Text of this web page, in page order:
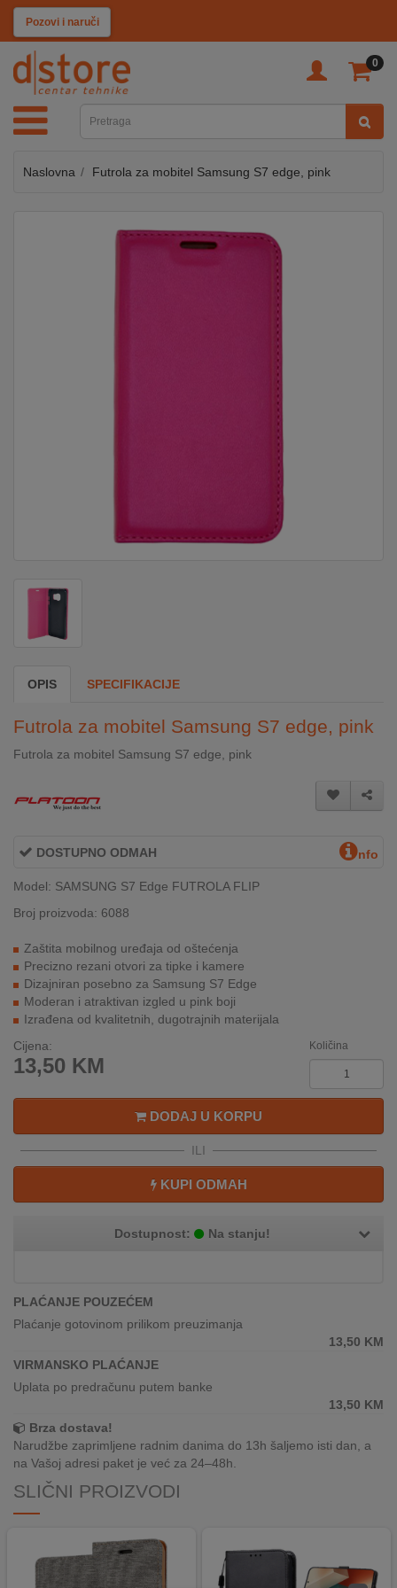
Pozovi i naruči
0
KATEGORIJE
TV
SAT
MOBILNI
KLIMATIZACIJA
&
GAME
INTERNO
NALOG
BRENDOVI
NOVO
U
PONUDI
REKLAMACIJA
NAMA
KATALOZI
KAKO
KUPITI?
KUPOVINA
IZ
INOSTRANSTVA
UČINKOVITOSTI
DIGITALIS
Naslovna Futrola za mobitel Samsung S7 edge, pink
OPIS SPECIFIKACIJE
Futrola za mobitel Samsung S7 edge, pink
Futrola za mobitel Samsung S7 edge, pink
DOSTUPNO ODMAH nfo
Model: SAMSUNG S7 Edge FUTROLA FLIP
Broj proizvoda: 6088
Zaštita mobilnog uređaja od oštećenja
Precizno rezani otvori za tipke i kamere
Dizajniran posebno za Samsung S7 Edge
Moderan i atraktivan izgled u pink boji
Izrađena od kvalitetnih, dugotrajnih materijala
Cijena:
13,50 KM
Količina
DODAJ U KORPU
ILI
KUPI ODMAH
Dostupnost: Na stanju!
PLAĆANJE POUZEĆEM
Plaćanje gotovinom prilikom preuzimanja
13,50 KM
VIRMANSKO PLAĆANJE
Uplata po predračunu putem banke
13,50 KM
Brza dostava!
Narudžbe zaprimljene radnim danima do 13h šaljemo isti dan, a
na Vašoj adresi paket je već za 24–48h.
SLIČNI PROIZVODI